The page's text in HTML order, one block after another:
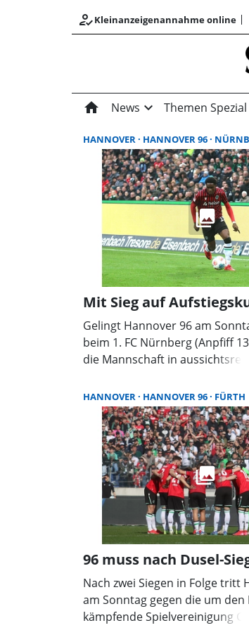
how_to_regKleinanzeigenannahme online
home News expand_more Themen Spezial
HANNOVER HANNOVER 96
Mit Sieg auf
Gelingt Hannover 96 am
beim 1. FC Nürnberg (Anpfiff
die Mannschaft in
Springen weniger als drei
heraus, werden sich die
Jahr erst wieder an die
heranarbeiten müssen.
HANNOVER HANNOVER 96 FÜRTH
96 muss nach Dusel-
Nach zwei Siegen in Folge tritt
am Sonntag gegen die um
kämpfende Spielvereinigung